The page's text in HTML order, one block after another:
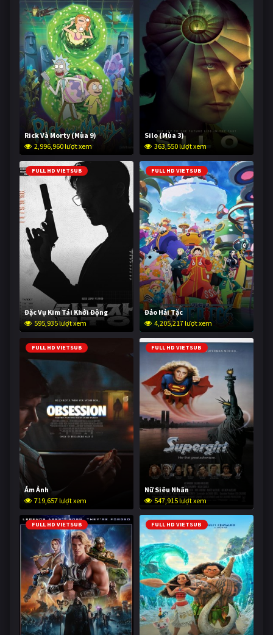
Rick Và Morty (Mùa 9)
2,996,960 lượt xem
Silo (Mùa 3)
363,550 lượt xem
FULL HD VIETSUB
Đặc Vụ Kim Tái Khởi Động
595,935 lượt xem
FULL HD VIETSUB
Đảo Hải Tặc
4,205,217 lượt xem
FULL HD VIETSUB
Ám Ảnh
719,657 lượt xem
FULL HD VIETSUB
Nữ Siêu Nhân
547,915 lượt xem
FULL HD VIETSUB FULL HD VIETSUB